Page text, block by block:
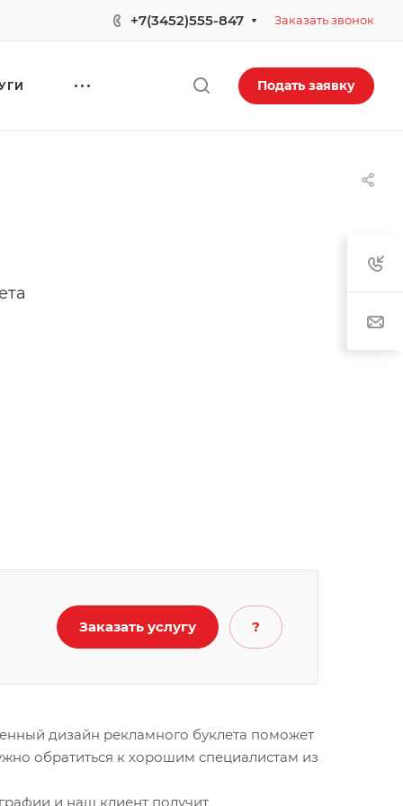
+7(3452)555-847 Заказать звонок
Подать заявку
Заказать услугу ?
дизайн рекламного буклета поможет
обратиться к хорошим специалистам из
и наш клиент получит